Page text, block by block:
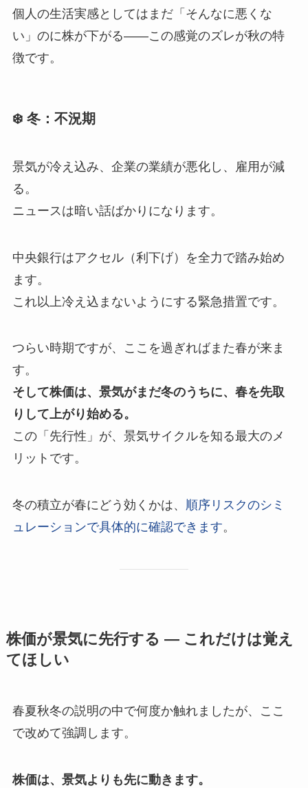
個人の生活実感としてはまだ「そんなに悪くな
い」のに株が下がる——この感覚のズレが秋の特
徴です。
❄️ 冬：不況期
景気が冷え込み、企業の業績が悪化し、雇用が減
る。
ニュースは暗い話ばかりになります。
中央銀行はアクセル（利下げ）を全力で踏み始め
ます。
これ以上冷え込まないようにする緊急措置です。
つらい時期ですが、ここを過ぎればまた春が来ま
す。
そして株価は、景気がまだ冬のうちに、春を先取
りして上がり始める。
この「先行性」が、景気サイクルを知る最大のメ
リットです。
冬の積立が春にどう効くかは、 順序リスクのシミ
ュレーションで具体的に確認できます。
株価が景気に先行する — これだけは覚え
てほしい
春夏秋冬の説明の中で何度か触れましたが、ここ
で改めて強調します。
株価は、景気よりも先に動きます。